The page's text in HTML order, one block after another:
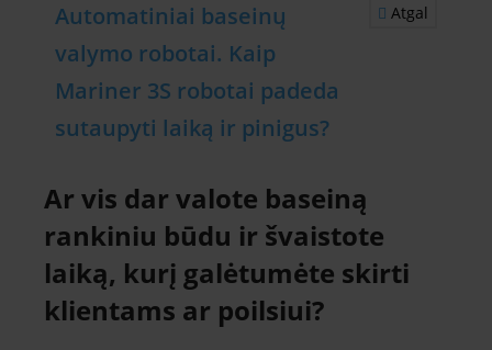
Automatiniai baseinų
valymo robotai. Kaip
Mariner 3S robotai padeda
sutaupyti laiką ir pinigus?
Atgal
Ar vis dar valote baseiną
rankiniu būdu ir švaistote
laiką, kurį galėtumėte skirti
klientams ar poilsiui?